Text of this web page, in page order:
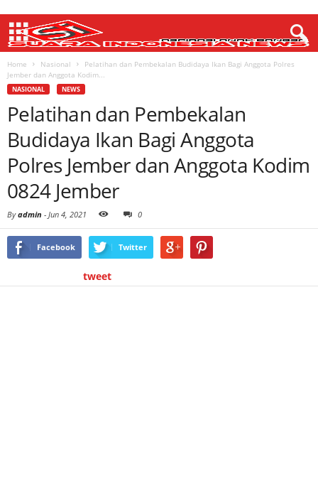
Home Nasional
Pelatihan dan Pembekalan Budidaya Ikan Bagi Anggota Polres
Jember dan Anggota Kodim...
NASIONAL NEWS
Pelatihan dan Pembekalan
Budidaya Ikan Bagi Anggota
Polres Jember dan Anggota Kodim
0824 Jember
Byadmin - Jun 4, 2021 0
Facebook Twitter
tweet